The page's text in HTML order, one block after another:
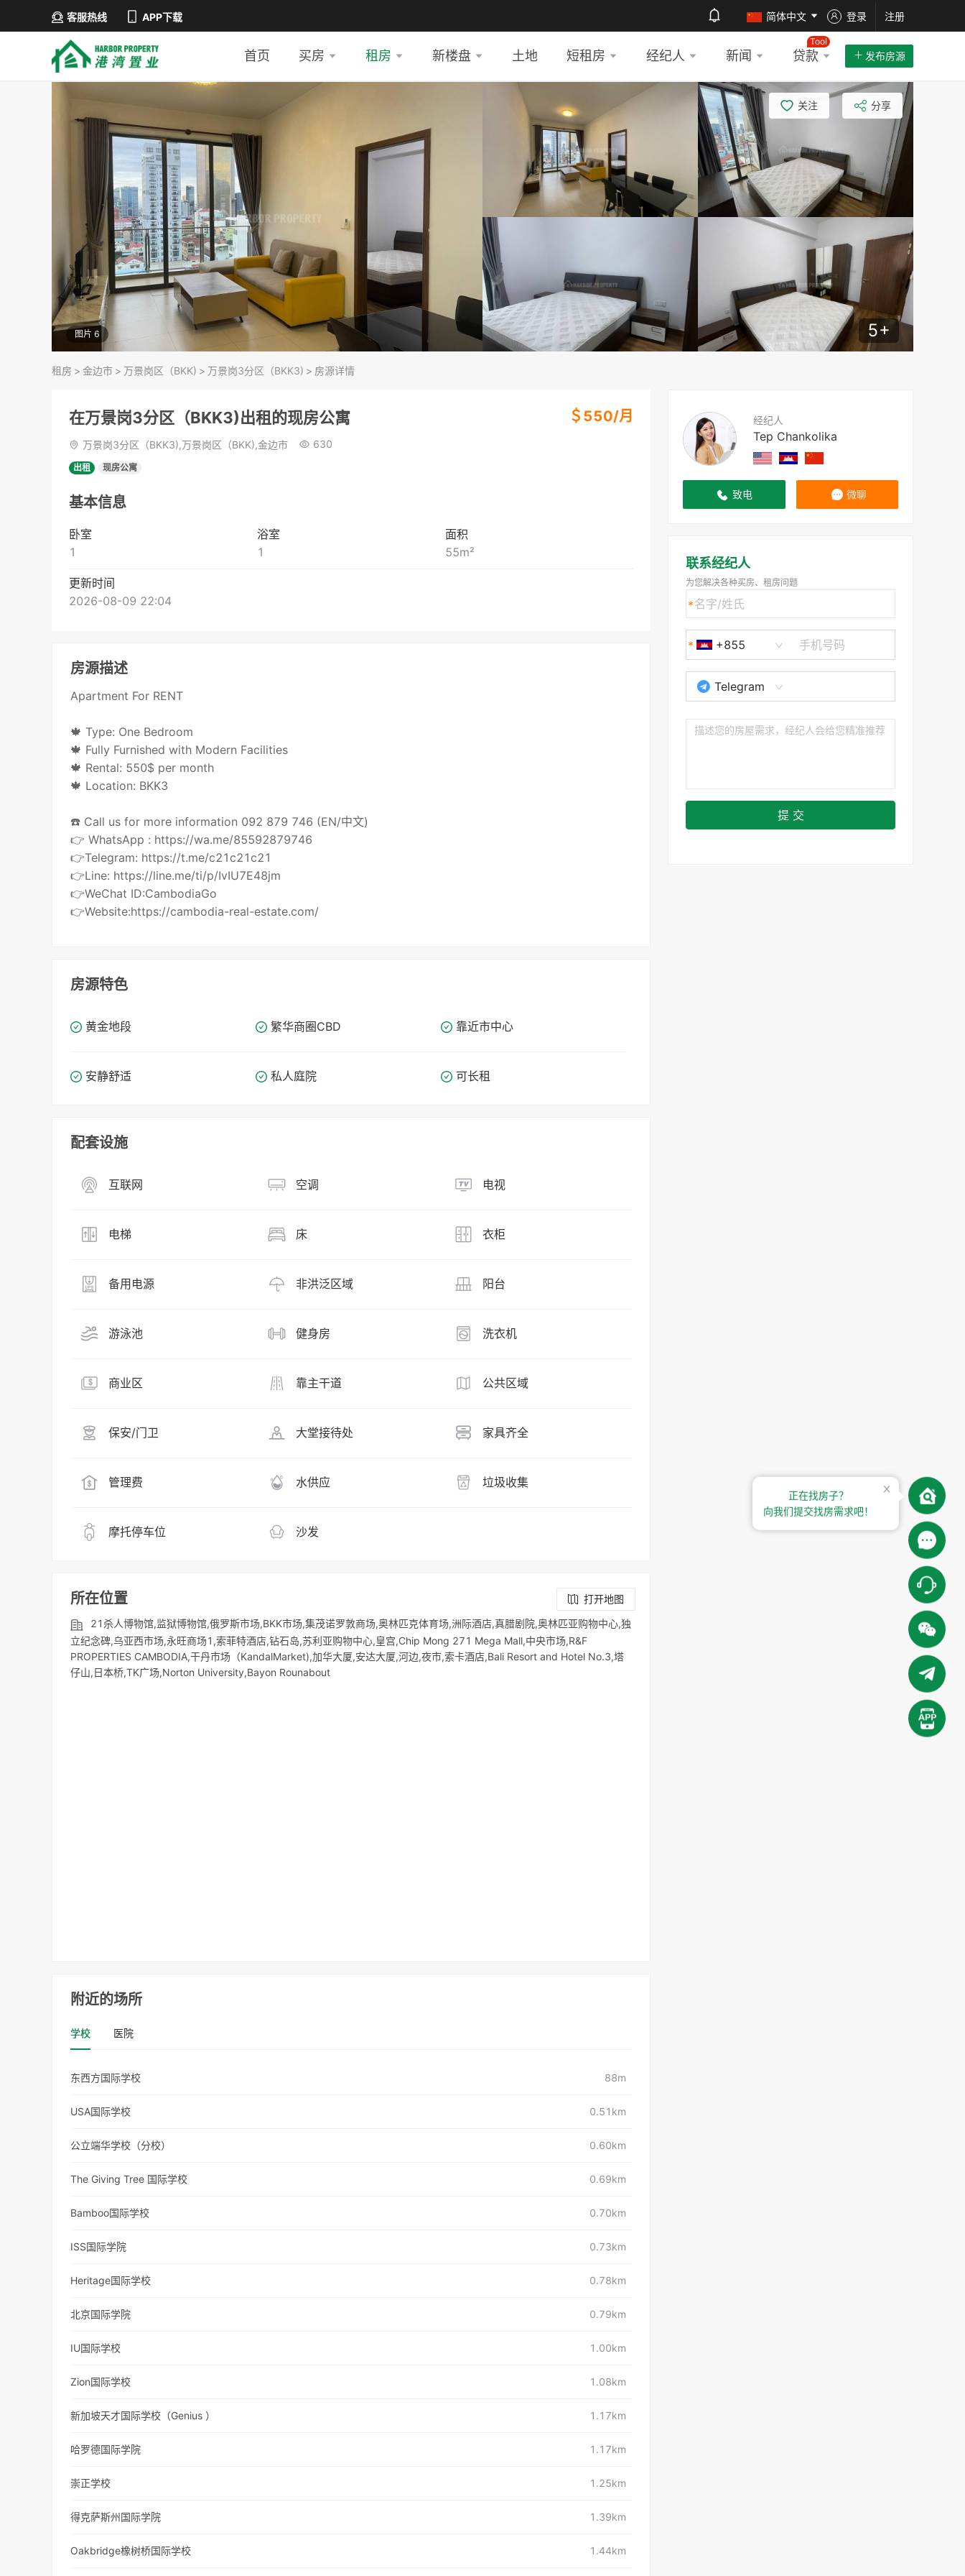
客服热线 APP下载 简体中文 登录 注册
首页 买房 租房 新楼盘 土地 短租房 经纪人 新闻 贷款
Tool
发布房源
图片 6 5+
关注 分享
租房 > 金边市 > 万景岗区（BKK) > 万景岗3分区（BKK3) > 房源详情
经纪人
Tep Chankolika
致电 微聊
联系经纪人
为您解决各种买房、租房问题
+855
Telegram
提 交
在万景岗3分区（BKK3)出租的现房公寓 ＄ 550/月
万景岗3分区（BKK3),万景岗区（BKK),金边市 630
出租 现房公寓
基本信息
卧室
1
浴室
1
面积
55m²
更新时间
2026-08-09 22:04
房源描述
Apartment For RENT
🍁 Type: One Bedroom
🍁 Fully Furnished with Modern Facilities
🍁 Rental: 550$ per month
🍁 Location: BKK3
☎️ Call us for more information 092 879 746 (EN/中文)
👉 WhatsApp : https://wa.me/85592879746
👉Telegram: https://t.me/c21c21c21
👉Line: https://line.me/ti/p/IvIU7E48jm
👉WeChat ID:CambodiaGo
👉Website:https://cambodia-real-estate.com/
房源特色
黄金地段 繁华商圈​​CBD 靠近市中心
安静舒适 私人庭院 可长租
配套设施
互联网 空调 电视
电梯 床 衣柜
备用电源 非洪泛区域 阳台
游泳池 健身房 洗衣机
商业区 靠主干道 公共区域
保安/门卫 大堂接待处 家具齐全
管理费 水供应 垃圾收集
摩托停车位 沙发
所在位置
打开地图
21杀人博物馆,监狱博物馆,俄罗斯市场,BKK市场,集茂诺罗敦商场,奥林匹克体育场,洲际酒店,真腊剧院,奥林匹亚购物中心,独
立纪念碑,乌亚西市场,永旺商场1,索菲特酒店,钻石岛,苏利亚购物中心,皇宫,Chip Mong 271 Mega Mall,中央市场,R&F
PROPERTIES CAMBODIA,干丹市场（KandalMarket),加华大厦,安达大厦,河边,夜市,索卡酒店,Bali Resort and Hotel No.3,塔
仔山,日本桥,TK广场,Norton University,Bayon Rounabout
附近的场所
学校 医院
东西方国际学校 88m
USA国际学校 0.51km
公立端华学校（分校） 0.60km
The Giving Tree 国际学校 0.69km
Bamboo国际学校 0.70km
ISS国际学院 0.73km
Heritage国际学校 0.78km
北京国际学院 0.79km
IU国际学校 1.00km
Zion国际学校 1.08km
新加坡天才国际学校（Genius ） 1.17km
哈罗德国际学院 1.17km
崇正学校 1.25km
得克萨斯州国际学院 1.39km
Oakbridge橡树桥国际学校 1.44km
正在找房子？
向我们提交找房需求吧！